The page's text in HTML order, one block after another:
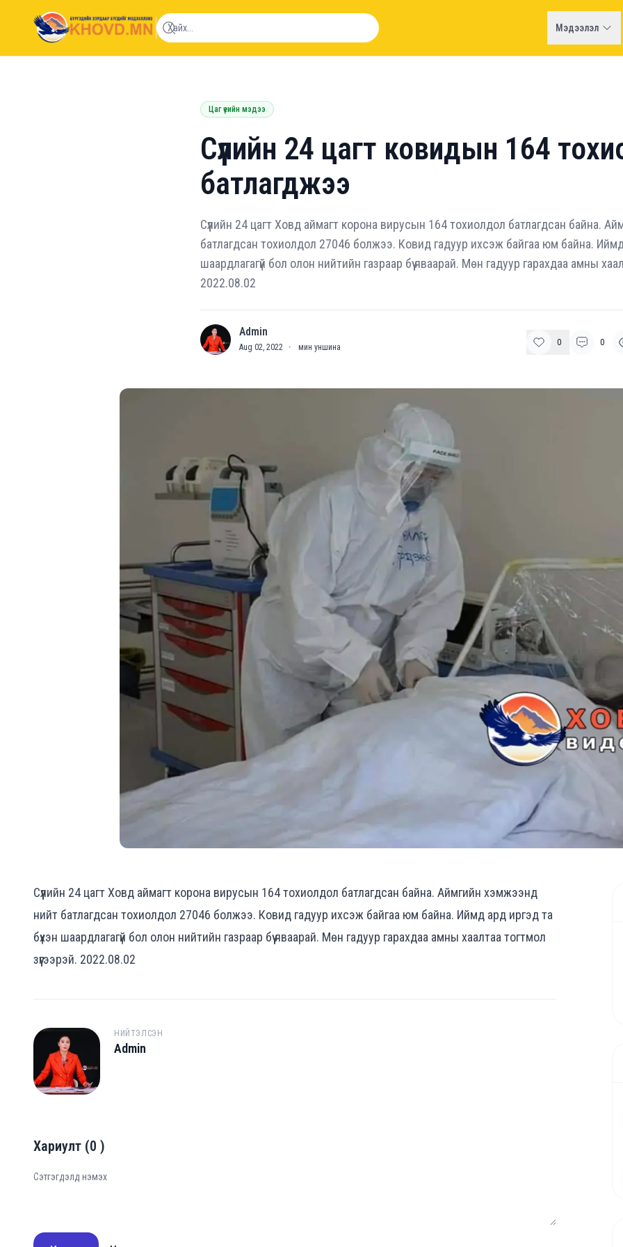
khovd.mn
Мэдээлэл
Цаг үеийн мэдээ
Сүүлийн 24 цагт ковидын 164
батлагджээ
Сүүлийн 24 цагт Ховд аймагт корона вирусын 164 тохиолдол батлагдсан байна.
батлагдсан тохиолдол 27046 болжээ. Ковид гадуур ихсэж байгаа юм байна. Иймд
шаардлагагүй бол олон нийтийн газраар бүү яваарай. Мөн гадуур гарахдаа амны
2022.08.02
A Admin
Aug 02, 2022 · мин уншина 0 0
Сүүлийн 24 цагт Ховд аймагт корона вирусын 164 тохиолдол батлагдсан байна. Аймгийн хэмжээнд
нийт батлагдсан тохиолдол 27046 болжээ. Ковид гадуур ихсэж байгаа юм байна. Иймд ард иргэд та
бүхэн шаардлагагүй бол олон нийтийн газраар бүү яваарай. Мөн гадуур гарахдаа амны хаалтаа тогтмол
зүүгээрэй. 2022.08.02
A
НИЙТЭЛСЭН
Admin
Хариулт (0 )